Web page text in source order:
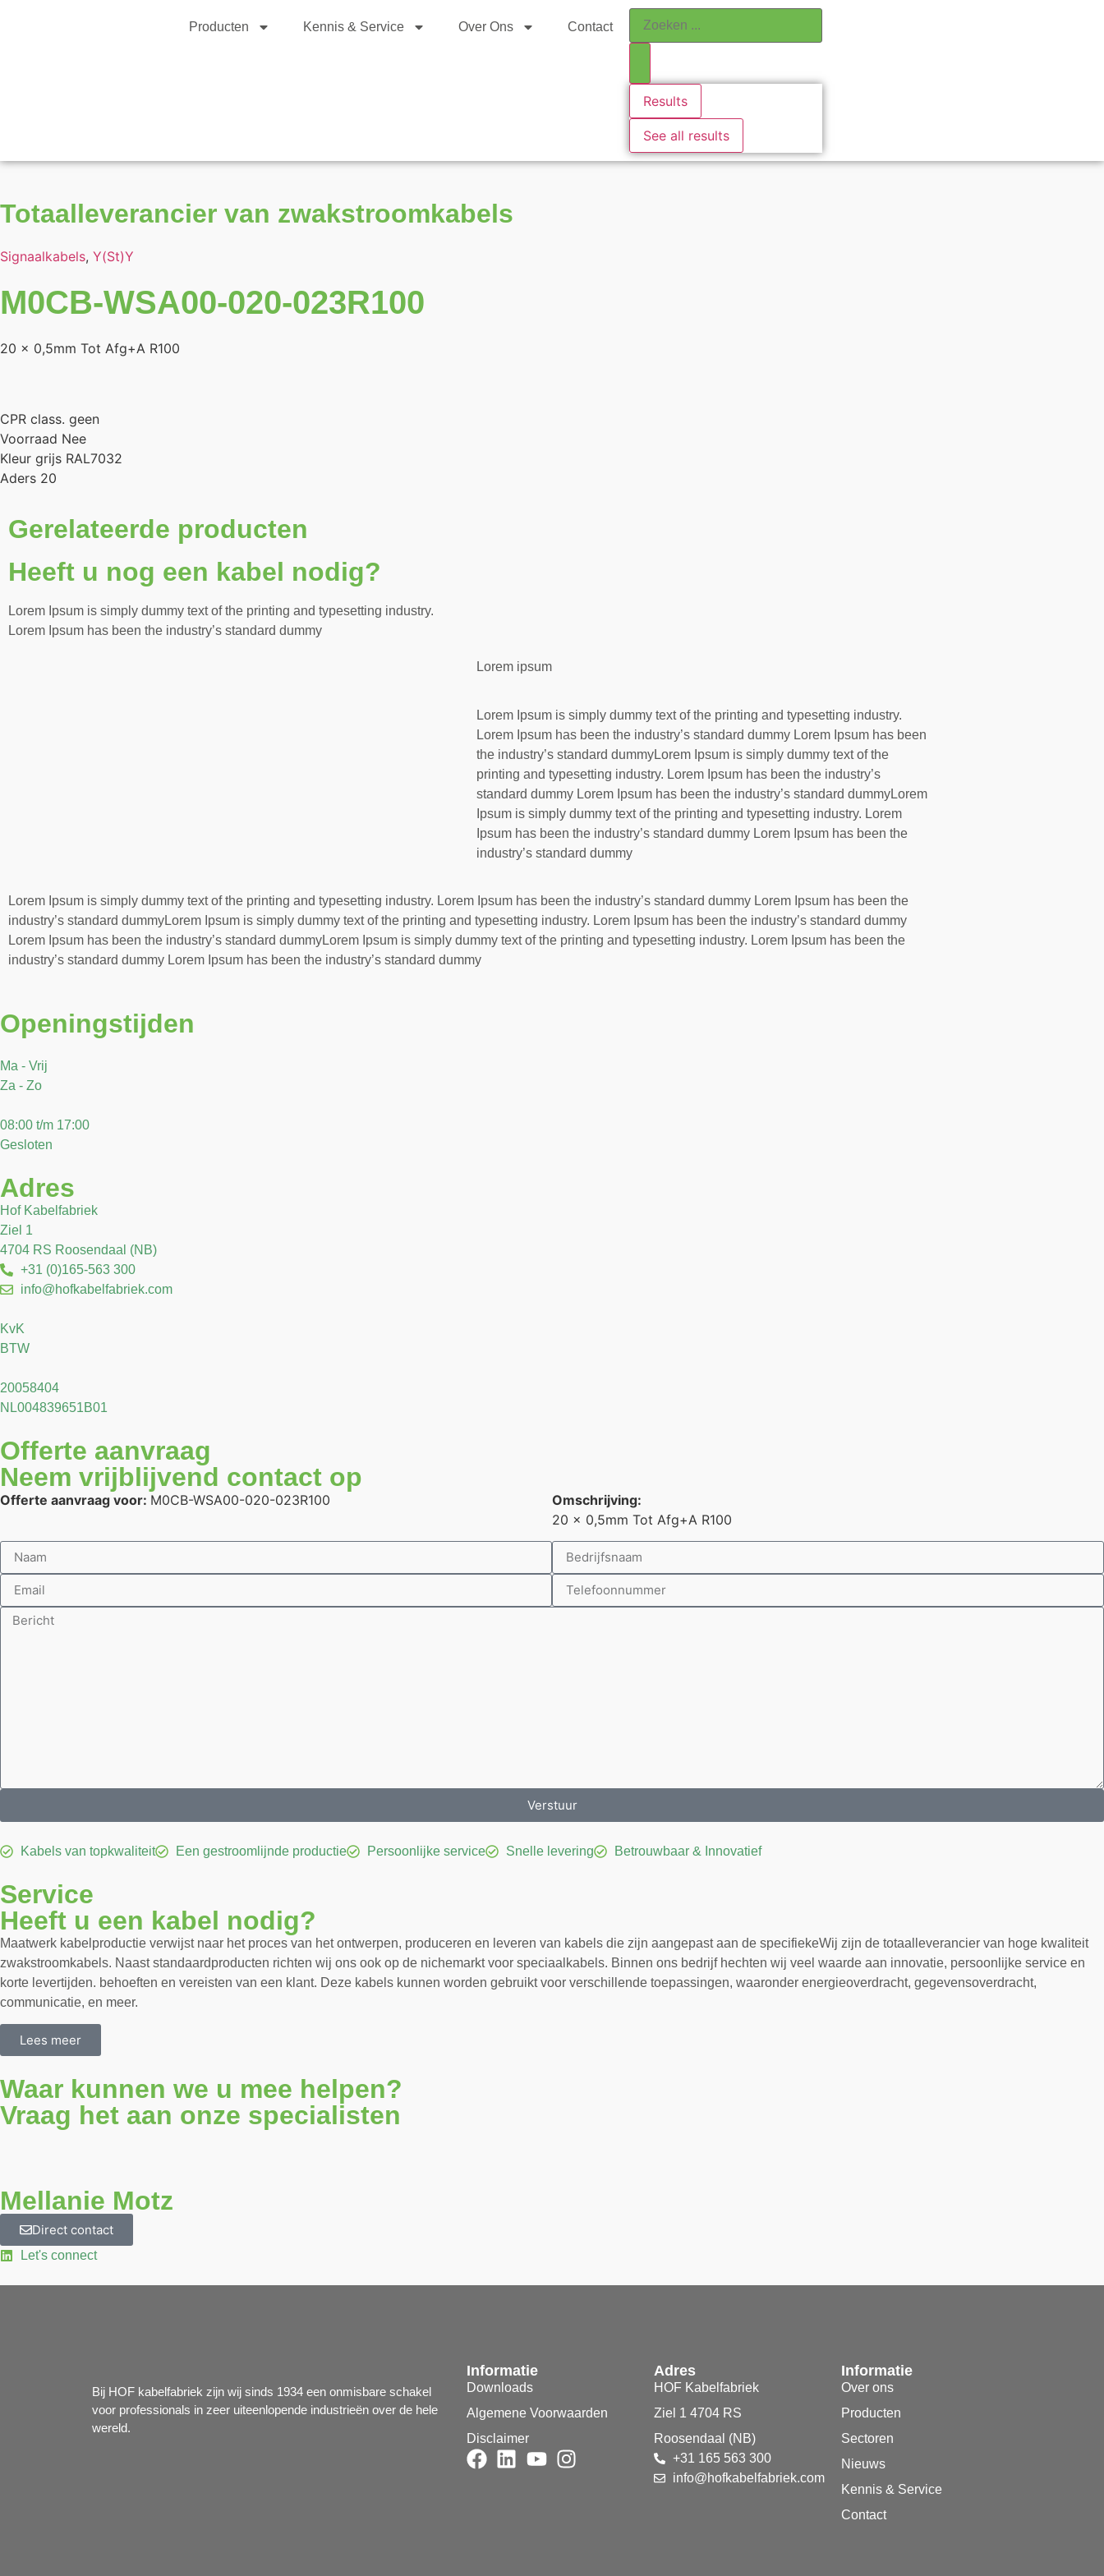
Producten Kennis & Service Over Ons Contact
Results
See all results
Totaalleverancier van zwakstroomkabels
Signaalkabels, Y(St)Y
M0CB-WSA00-020-023R100
20 x 0,5mm Tot Afg+A R100
CPR class. geen
Voorraad Nee
Kleur grijs RAL7032
Aders 20
Gerelateerde producten
Heeft u nog een kabel nodig?
Lorem Ipsum is simply dummy text of the printing and typesetting industry.
Lorem Ipsum has been the industry’s standard dummy
Lorem ipsum
Lorem Ipsum is simply dummy text of the printing and typesetting industry.
Lorem Ipsum has been the industry’s standard dummy Lorem Ipsum has been
the industry’s standard dummyLorem Ipsum is simply dummy text of the
printing and typesetting industry. Lorem Ipsum has been the industry’s
standard dummy Lorem Ipsum has been the industry’s standard dummyLorem
Ipsum is simply dummy text of the printing and typesetting industry. Lorem
Ipsum has been the industry’s standard dummy Lorem Ipsum has been the
industry’s standard dummy
Lorem Ipsum is simply dummy text of the printing and typesetting industry. Lorem Ipsum has been the industry’s standard dummy Lorem Ipsum has been the
industry’s standard dummyLorem Ipsum is simply dummy text of the printing and typesetting industry. Lorem Ipsum has been the industry’s standard dummy
Lorem Ipsum has been the industry’s standard dummyLorem Ipsum is simply dummy text of the printing and typesetting industry. Lorem Ipsum has been the
industry’s standard dummy Lorem Ipsum has been the industry’s standard dummy
Openingstijden
Ma - Vrij
Za - Zo
08:00 t/m 17:00
Gesloten
Adres
Hof Kabelfabriek
Ziel 1
4704 RS Roosendaal (NB)
+31 (0)165-563 300
info@hofkabelfabriek.com
KvK
BTW
20058404
NL004839651B01
Offerte aanvraag
Neem vrijblijvend contact op
Offerte aanvraag voor: M0CB-WSA00-020-023R100
Omschrijving:
20 x 0,5mm Tot Afg+A R100
Verstuur
Kabels van topkwaliteit Een gestroomlijnde productie Persoonlijke service Snelle levering Betrouwbaar & Innovatief
Service
Heeft u een kabel nodig?
Maatwerk kabelproductie verwijst naar het proces van het ontwerpen, produceren en leveren van kabels die zijn aangepast aan de specifiekeWij zijn de totaalleverancier van hoge kwaliteit
zwakstroomkabels. Naast standaardproducten richten wij ons ook op de nichemarkt voor speciaalkabels. Binnen ons bedrijf hechten wij veel waarde aan innovatie, persoonlijke service en
korte levertijden. behoeften en vereisten van een klant. Deze kabels kunnen worden gebruikt voor verschillende toepassingen, waaronder energieoverdracht, gegevensoverdracht,
communicatie, en meer.
Lees meer
Waar kunnen we u mee helpen?
Vraag het aan onze specialisten
Mellanie Motz
Direct contact
Let's connect
Bij HOF kabelfabriek zijn wij sinds 1934 een onmisbare schakel
voor professionals in zeer uiteenlopende industrieën over de hele
wereld.
Informatie
Downloads
Algemene Voorwaarden
Disclaimer
Adres
HOF Kabelfabriek
Ziel 1 4704 RS
Roosendaal (NB)
+31 165 563 300
info@hofkabelfabriek.com
Informatie
Over ons
Producten
Sectoren
Nieuws
Kennis & Service
Contact